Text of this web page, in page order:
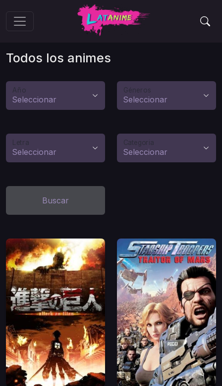
Todos los animes
Año Géneros
Letra Categoria
Buscar